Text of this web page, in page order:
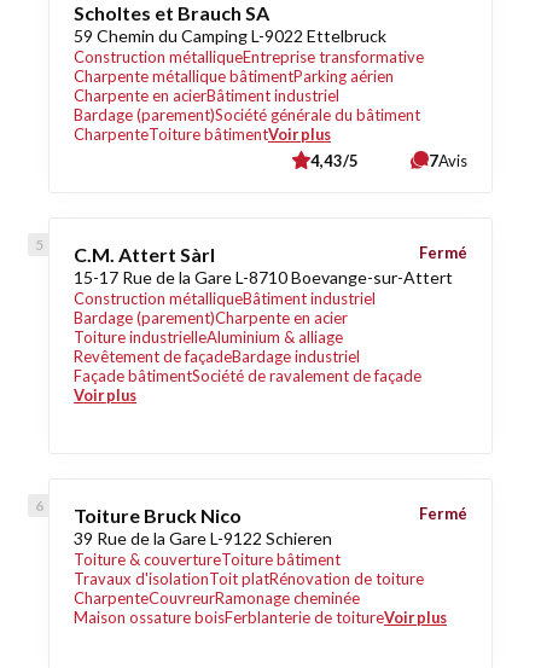
Scholtes et Brauch SA
59 Chemin du Camping L-9022 Ettelbruck
Construction métalliqueEntreprise transformative
Charpente métallique bâtimentParking aérien
Charpente en acierBâtiment industriel
Bardage (parement)Société générale du bâtiment
CharpenteToiture bâtimentVoir plus
4,43/5 7Avis
C.M. Attert Sàrl
15-17 Rue de la Gare L-8710 Boevange-sur-Attert
Construction métalliqueBâtiment industriel
Bardage (parement)Charpente en acier
Toiture industrielleAluminium & alliage
Revêtement de façadeBardage industriel
Façade bâtimentSociété de ravalement de façade
Voir plus
Fermé
Toiture Bruck Nico
39 Rue de la Gare L-9122 Schieren
Toiture & couvertureToiture bâtiment
Travaux d'isolationToit platRénovation de toiture
CharpenteCouvreurRamonage cheminée
Maison ossature boisFerblanterie de toitureVoir plus
Fermé